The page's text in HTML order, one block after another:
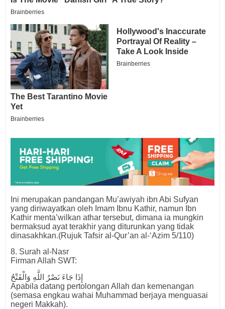
Ini merupakan pandangan Mu’awiyah ibn Abi Sufyan
yang diriwayatkan oleh Imam Ibnu Kathir, namun Ibn
Kathir menta’wilkan athar tersebut, dimana ia mungkin
bermaksud ayat terakhir yang diturunkan yang tidak
dinasakhkan.(Rujuk Tafsir al-Qur’an al-‘Azim 5/110)
8. Surah al-Nasr
Firman Allah SWT:
إِذَا جَاءَ نَصْرُ اللَّهِ وَالْفَتْحُ
Apabila datang pertolongan Allah dan kemenangan
(semasa engkau wahai Muhammad berjaya menguasai
negeri Makkah).